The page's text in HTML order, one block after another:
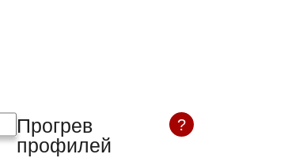
Прогрев
профилей
?